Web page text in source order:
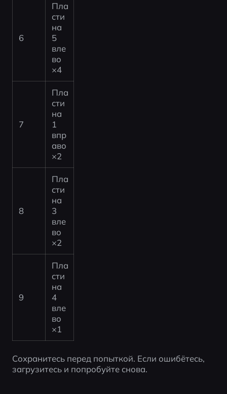
6
Пла
сти
на
5
вле
во
×4
7
Пла
сти
на
1
впр
аво
×2
8
Пла
сти
на
3
вле
во
×2
9
Пла
сти
на
4
вле
во
×1
Сохранитесь перед попыткой. Если ошибётесь,
загрузитесь и попробуйте снова.